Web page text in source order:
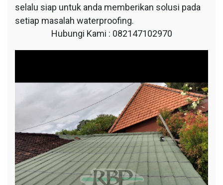
selalu siap untuk anda memberikan solusi pada
setiap masalah waterproofing.
Hubungi Kami : 082147102970